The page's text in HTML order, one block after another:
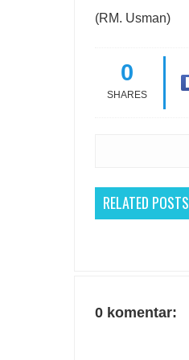
(RM. Usman)
0
SHARES
RELATED POSTS
0 komentar: